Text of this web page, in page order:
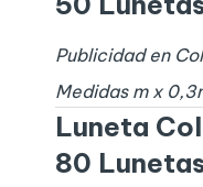
Publicidad en
Medidas m x 0,3
Luneta
80